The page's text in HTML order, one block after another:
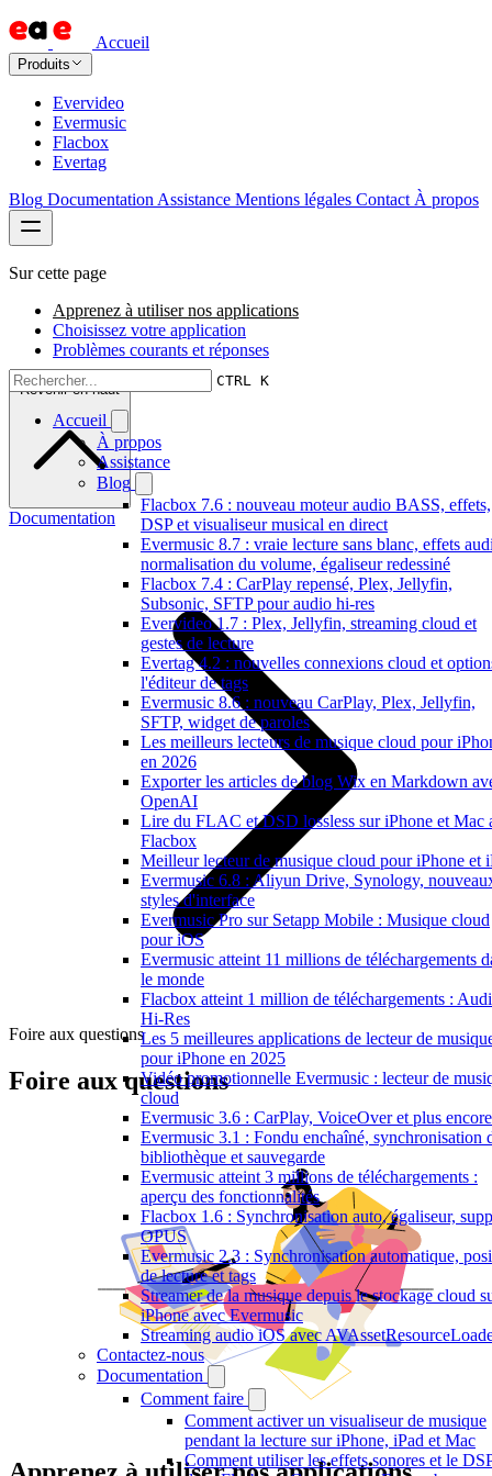
Accueil
Produits
Evervideo
Evermusic
Flacbox
Evertag
Blog Documentation Assistance Mentions légales Contact À propos
CTRL K
Accueil
À propos
Assistance
Blog
Flacbox 7.6 : nouveau moteur audio BASS, effets,
DSP et visualiseur musical en direct
Evermusic 8.7 : vraie lecture sans blanc, effets
normalisation du volume, égaliseur redessiné
Flacbox 7.4 : CarPlay repensé, Plex, Jellyfin,
Subsonic, SFTP pour audio hi-res
Evervideo 1.7 : Plex, Jellyfin, streaming cloud et
gestes de lecture
Evertag 4.2 : nouvelles connexions cloud et
l'éditeur de tags
Evermusic 8.6 : nouveau CarPlay, Plex, Jellyfin,
SFTP, widget de paroles
Les meilleurs lecteurs de musique cloud pour
en 2026
Exporter les articles de blog Wix en Markdown
OpenAI
Lire du FLAC et DSD lossless sur iPhone et Mac
Flacbox
Meilleur lecteur de musique cloud pour iPhone et
Evermusic 6.8 : Aliyun Drive, Synology,
styles d'interface
Evermusic Pro sur Setapp Mobile : Musique cloud
pour iOS
Evermusic atteint 11 millions de téléchargements
le monde
Flacbox atteint 1 million de téléchargements :
Hi-Res
Les 5 meilleures applications de lecteur de
pour iPhone en 2025
Vidéo promotionnelle Evermusic : lecteur de
cloud
Evermusic 3.6 : CarPlay, VoiceOver et plus encore
Evermusic 3.1 : Fondu enchaîné, synchronisation
bibliothèque et sauvegarde
Evermusic atteint 3 millions de téléchargements :
aperçu des fonctionnalités
Flacbox 1.6 : Synchronisation auto, égaliseur,
OPUS
Evermusic 2.3 : Synchronisation automatique,
de lecture et tags
Streamer de la musique depuis le stockage cloud
iPhone avec Evermusic
Streaming audio iOS avec
Contactez-nous
Documentation
Comment faire
Comment activer un visualiseur de musique
pendant la lecture sur iPhone, iPad et Mac
Comment utiliser les effets sonores et le
Sur cette page
Apprenez à utiliser nos applications
Choisissez votre application
Problèmes courants et réponses
Revenir en haut
Documentation
Foire aux questions
Foire aux questions